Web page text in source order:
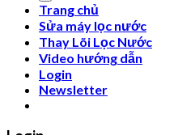
Trang chủ
Sửa máy lọc nước
Thay Lõi Lọc Nước
Video hướng dẫn
Login
Newsletter